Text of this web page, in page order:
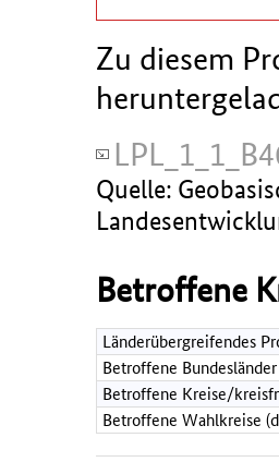
Zu diesem
Quelle:
Betroffene
Länderübergreifendes
Betroffene Bundesländer
Betroffene Kreise/
Betroffene Wahlkreise